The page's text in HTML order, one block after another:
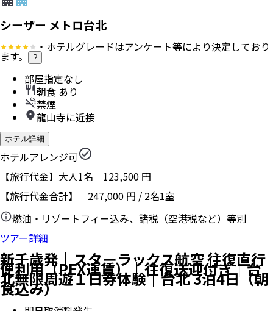
シーザー メトロ台北
・ホテルグレードはアンケート等により決定しており
ます。 ?
部屋指定なし
朝食 あり
禁煙
龍山寺に近接
ホテル詳細
ホテルアレンジ可
【旅行代金】大人1名 123,500 円
【旅行代金合計】 247,000 円 / 2名1室
燃油・リゾートフィー込み、諸税（空港税など）等別
ツアー詳細
新千歳発｜スターラックス航空 往復直行
便利用（PEX運賃）｜往復送迎付き｜台
北無限周遊１日券体験｜台北 3泊4日（朝
食込み）